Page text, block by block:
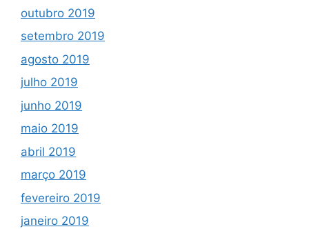
outubro 2019
setembro 2019
agosto 2019
julho 2019
junho 2019
maio 2019
abril 2019
março 2019
fevereiro 2019
janeiro 2019